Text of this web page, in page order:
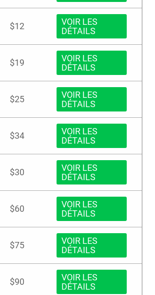
$12
VOIR LES
DÉTAILS
$19
VOIR LES
DÉTAILS
$25
VOIR LES
DÉTAILS
$34
VOIR LES
DÉTAILS
$30
VOIR LES
DÉTAILS
$60
VOIR LES
DÉTAILS
$75
VOIR LES
DÉTAILS
$90
VOIR LES
DÉTAILS